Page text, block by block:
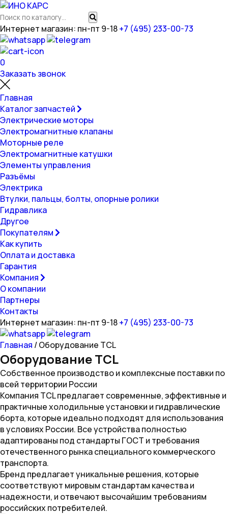
Интернет магазин: пн-пт 9-18+7 (495) 233-00-73
0
Заказать звонок
Главная
Каталог запчастей
Электрические моторы
Электромагнитные клапаны
Моторные реле
Электромагнитные катушки
Элементы управления
Разъёмы
Электрика
Втулки, пальцы, болты, опорные ролики
Гидравлика
Другое
Покупателям
Как купить
Оплата и доставка
Гарантия
Компания
О компании
Партнеры
Контакты
Интернет магазин: пн-пт 9-18+7 (495) 233-00-73
Главная /Оборудование TCL
Оборудование TCL
Собственное производство и комплексные поставки по
всей территории России
Компания TCL предлагает современные, эффективные и
практичные холодильные установки и гидравлические
борта, которые идеально подходят для использования
в условиях России. Все устройства полностью
адаптированы под стандарты ГОСТ и требования
отечественного рынка специального коммерческого
транспорта.
Бренд предлагает уникальные решения, которые
соответствуют мировым стандартам качества и
надежности, и отвечают высочайшим требованиям
российских потребителей.